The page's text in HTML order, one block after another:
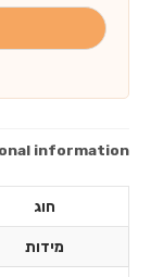
information
חוג
מידות